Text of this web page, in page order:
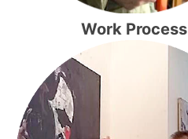
Work Process